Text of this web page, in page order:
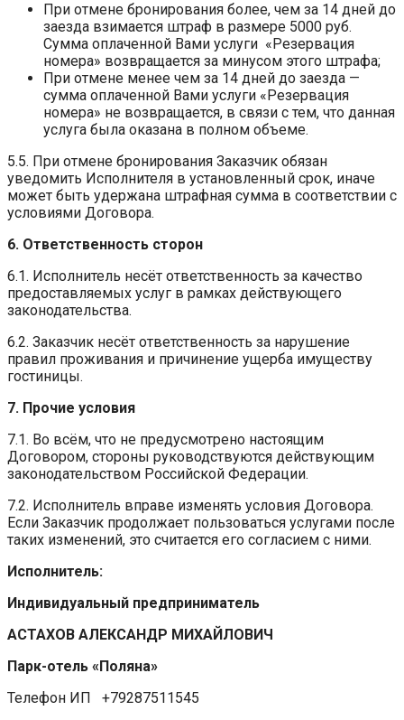
При отмене бронирования более, чем за 14 дней до
заезда взимается штраф в размере 5000 руб.
Сумма оплаченной Вами услуги «Резервация
номера» возвращается за минусом этого штрафа;
При отмене менее чем за 14 дней до заезда —
сумма оплаченной Вами услуги «Резервация
номера» не возвращается, в связи с тем, что данная
услуга была оказана в полном объеме.
5.5. При отмене бронирования Заказчик обязан
уведомить Исполнителя в установленный срок, иначе
может быть удержана штрафная сумма в соответствии с
условиями Договора.
6. Ответственность сторон
6.1. Исполнитель несёт ответственность за качество
предоставляемых услуг в рамках действующего
законодательства.
6.2. Заказчик несёт ответственность за нарушение
правил проживания и причинение ущерба имуществу
гостиницы.
7. Прочие условия
7.1. Во всём, что не предусмотрено настоящим
Договором, стороны руководствуются действующим
законодательством Российской Федерации.
7.2. Исполнитель вправе изменять условия Договора.
Если Заказчик продолжает пользоваться услугами после
таких изменений, это считается его согласием с ними.
Исполнитель:
Индивидуальный предприниматель
АСТАХОВ АЛЕКСАНДР МИХАЙЛОВИЧ
Парк-отель «Поляна»
Телефон ИП +79287511545